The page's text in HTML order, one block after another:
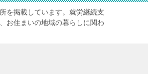
を掲載しています。就労継続支
お住まいの地域の暮らしに関わ